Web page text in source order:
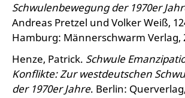
Schwulenbewegung der 1970er
Andreas Pretzel und Volker Weiß,
Hamburg: Männerschwarm Verlag,
Henze, Patrick. Schwule
Konflikte: Zur westdeutschen
der 1970er Jahre. Berlin: